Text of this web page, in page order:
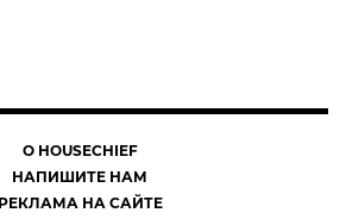
О HOUSECHIEF
НАПИШИТЕ НАМ
РЕКЛАМА НА САЙТЕ